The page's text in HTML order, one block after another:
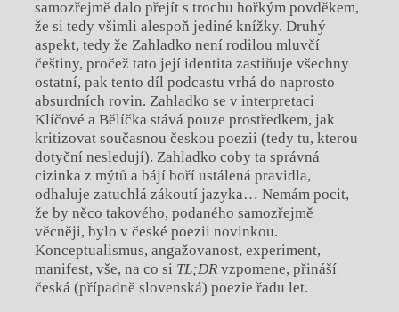
samozřejmě dalo přejít s trochu hořkým povděkem,
že si tedy všimli alespoň jediné knížky. Druhý
aspekt, tedy že Zahladko není rodilou mluvčí
češtiny, pročež tato její identita zastiňuje všechny
ostatní, pak tento díl podcastu vrhá do naprosto
absurdních rovin. Zahladko se v interpretaci
Klíčové a Bělíčka stává pouze prostředkem, jak
kritizovat současnou českou poezii (tedy tu, kterou
dotyční nesledují). Zahladko coby ta správná
cizinka z mýtů a bájí boří ustálená pravidla,
odhaluje zatuchlá zákoutí jazyka… Nemám pocit,
že by něco takového, podaného samozřejmě
věcněji, bylo v české poezii novinkou.
Konceptualismus, angažovanost, experiment,
manifest, vše, na co si TL;DRvzpomene, přináší
česká (případně slovenská) poezie řadu let.